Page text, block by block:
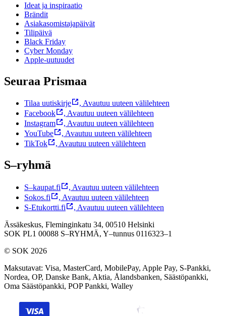
Ideat ja inspiraatio
Brändit
Asiakasomistajapäivät
Tilipäivä
Black Friday
Cyber Monday
Apple-uutuudet
Seuraa Prismaa
Tilaa uutiskirje , Avautuu uuteen välilehteen
Facebook
, Avautuu uuteen välilehteen
Instagram
, Avautuu uuteen välilehteen
YouTube
, Avautuu uuteen välilehteen
TikTok
, Avautuu uuteen välilehteen
S–ryhmä
S–kaupat.fi , Avautuu uuteen välilehteen
Sokos.fi
, Avautuu uuteen välilehteen
S-Etukortti.fi
, Avautuu uuteen välilehteen
Ässäkeskus, Fleminginkatu 34, 00510 Helsinki
SOK PL1 00088 S–RYHMÄ, Y–tunnus 0116323–1
© SOK 2026
Maksutavat: Visa, MasterCard, MobilePay, Apple Pay, S-Pankki,
Nordea, OP, Danske Bank, Aktia, Ålandsbanken, Säästöpankki,
Oma Säästöpankki, POP Pankki, Walley